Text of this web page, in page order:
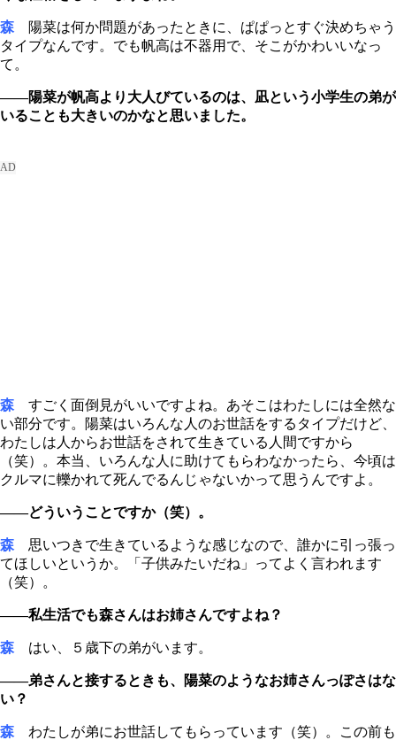
森 陽菜は何か問題があったときに、ぱぱっとすぐ決めちゃう
タイプなんです。でも帆高は不器用で、そこがかわいいなっ
て。
――陽菜が帆高より大人びているのは、凪という小学生の弟が
いることも大きいのかなと思いました。
森 すごく面倒見がいいですよね。あそこはわたしには全然な
い部分です。陽菜はいろんな人のお世話をするタイプだけど、
わたしは人からお世話をされて生きている人間ですから
（笑）。本当、いろんな人に助けてもらわなかったら、今頃は
クルマに轢かれて死んでるんじゃないかって思うんですよ。
――どういうことですか（笑）。
森
思いつきで生きているような感じなので、誰かに引っ張っ
てほしいというか。「子供みたいだね」ってよく言われます
（笑）。
――私生活でも森さんはお姉さんですよね？
森 はい、５歳下の弟がいます。
――弟さんと接するときも、陽菜のようなお姉さんっぽさはな
い？
森 わたしが弟にお世話してもらっています（笑）。この前も